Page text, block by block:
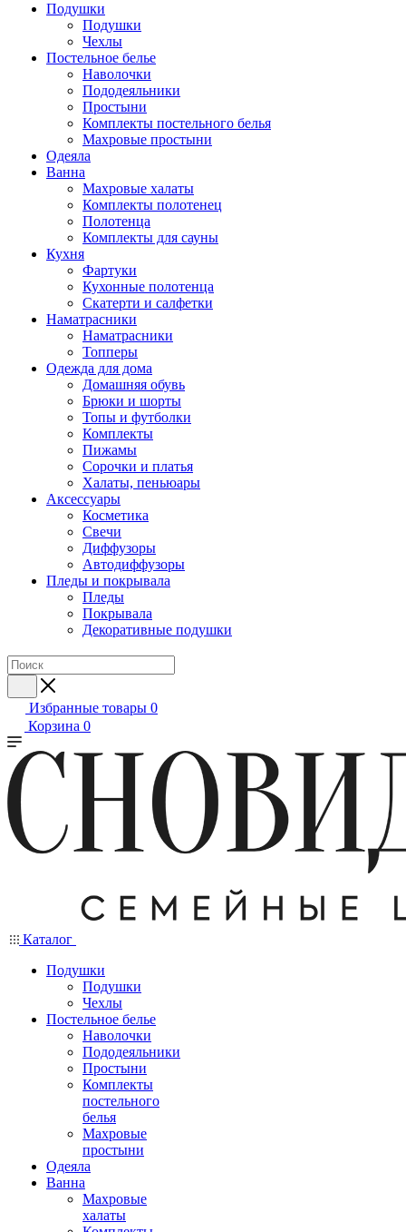
Подушки
Подушки
Чехлы
Постельное белье
Наволочки
Пододеяльники
Простыни
Комплекты постельного белья
Махровые простыни
Одеяла
Ванна
Махровые халаты
Комплекты полотенец
Полотенца
Комплекты для сауны
Кухня
Фартуки
Кухонные полотенца
Скатерти и салфетки
Наматрасники
Наматрасники
Топперы
Одежда для дома
Домашняя обувь
Брюки и шорты
Топы и футболки
Комплекты
Пижамы
Сорочки и платья
Халаты, пеньюары
Аксессуары
Косметика
Свечи
Диффузоры
Автодиффузоры
Пледы и покрывала
Пледы
Покрывала
Декоративные подушки
Избранные товары 0
Корзина 0
Каталог
Подушки
Подушки
Чехлы
Постельное белье
Наволочки
Пододеяльники
Простыни
Комплекты
постельного
белья
Махровые
простыни
Одеяла
Ванна
Махровые
халаты